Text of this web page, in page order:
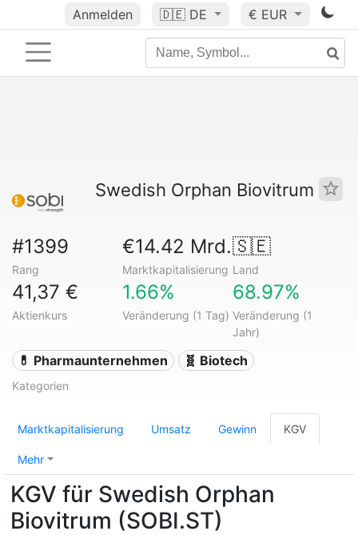
Anmelden 🇩🇪 DE € EUR
Swedish Orphan Biovitrum
#1399
Rang
€14.42 Mrd.
Marktkapitalisierung
🇸🇪
Land
41,37 €
Aktienkurs
1.66%
Veränderung (1 Tag)
68.97%
Veränderung (1
Jahr)
💊 Pharmaunternehmen 🧬 Biotech
Kategorien
Marktkapitalisierung Umsatz Gewinn KGV
Mehr
KGV für Swedish Orphan
Biovitrum (SOBI.ST)